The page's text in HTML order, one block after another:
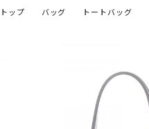
トップ バッグ トートバッグ